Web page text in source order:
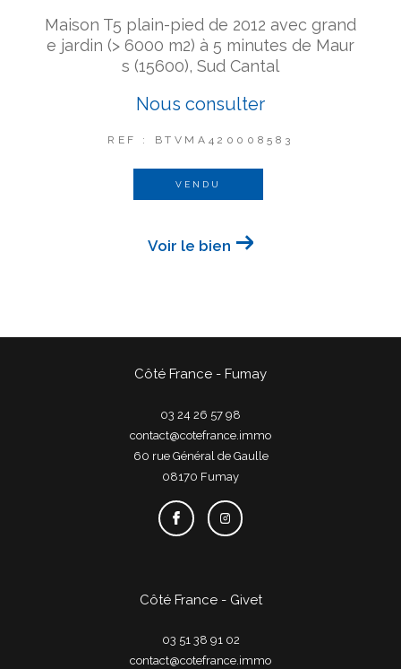
Maison T5 plain-pied de 2012 avec grand
e jardin (> 6000 m2) à 5 minutes de Maur
s (15600), Sud Cantal
Nous consulter
REF : BTVMA420008583
VENDU
Voir le bien
Côté France - Fumay
03 24 26 57 98
contact@cotefrance.immo
60 rue Général de Gaulle
08170
fumay
Côté France - Givet
03 51 38 91 02
contact@cotefrance.immo